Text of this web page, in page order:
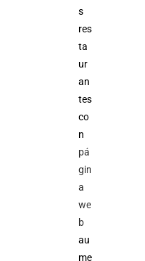
s
res
ta
ur
an
tes
co
n
pá
gin
a
we
b
au
me